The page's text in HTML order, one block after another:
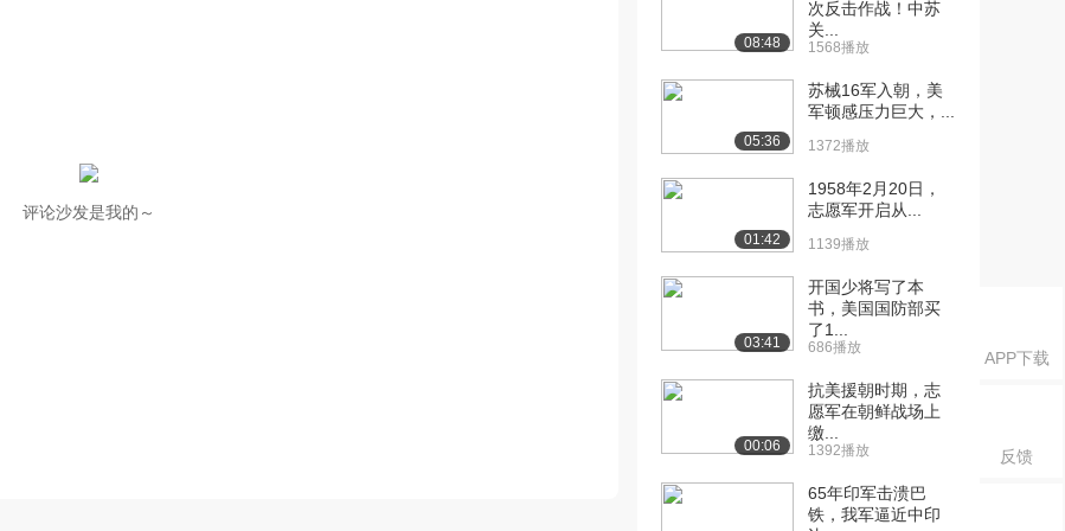
APP下载
反馈
评论沙发是我的～
08:48
次反击作战！中苏
关...
1568播放
05:36
苏械16军入朝，美
军顿感压力巨大，...
1372播放
01:42
1958年2月20日，
志愿军开启从...
1139播放
03:41
开国少将写了本
书，美国国防部买
了1...
686播放
00:06
抗美援朝时期，志
愿军在朝鲜战场上
缴...
1392播放
65年印军击溃巴
铁，我军逼近中印